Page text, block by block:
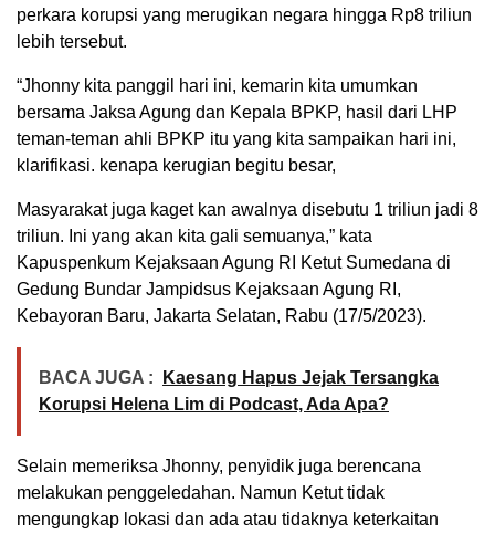
perkara korupsi yang merugikan negara hingga Rp8 triliun
lebih tersebut.
“Jhonny kita panggil hari ini, kemarin kita umumkan
bersama Jaksa Agung dan Kepala BPKP, hasil dari LHP
teman-teman ahli BPKP itu yang kita sampaikan hari ini,
klarifikasi. kenapa kerugian begitu besar,
Masyarakat juga kaget kan awalnya disebutu 1 triliun jadi 8
triliun. Ini yang akan kita gali semuanya,” kata
Kapuspenkum Kejaksaan Agung RI Ketut Sumedana di
Gedung Bundar Jampidsus Kejaksaan Agung RI,
Kebayoran Baru, Jakarta Selatan, Rabu (17/5/2023).
BACA JUGA :
Kaesang Hapus Jejak Tersangka
Korupsi Helena Lim di Podcast, Ada Apa?
Selain memeriksa Jhonny, penyidik juga berencana
melakukan penggeledahan. Namun Ketut tidak
mengungkap lokasi dan ada atau tidaknya keterkaitan